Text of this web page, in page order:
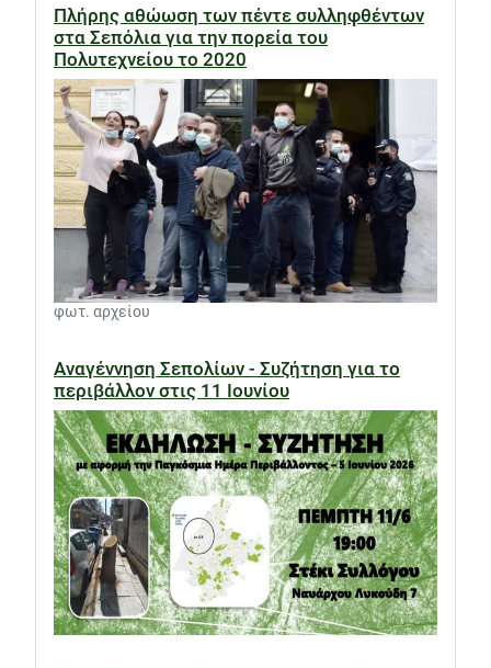
Πλήρης αθώωση των πέντε συλληφθέντων
στα Σεπόλια για την πορεία του
Πολυτεχνείου το 2020
φωτ. αρχείου
Αναγέννηση Σεπολίων - Συζήτηση για το
περιβάλλον στις 11 Ιουνίου